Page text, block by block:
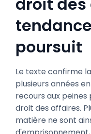
poursuit
Le texte confirme
plusieurs années
recours aux
droit des affaires.
matière ne sont